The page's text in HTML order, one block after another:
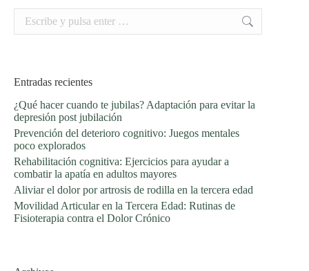
Entradas recientes
¿Qué hacer cuando te jubilas? Adaptación para evitar la
depresión post jubilación
Prevención del deterioro cognitivo: Juegos mentales
poco explorados
Rehabilitación cognitiva: Ejercicios para ayudar a
combatir la apatía en adultos mayores
Aliviar el dolor por artrosis de rodilla en la tercera edad
Movilidad Articular en la Tercera Edad: Rutinas de
Fisioterapia contra el Dolor Crónico